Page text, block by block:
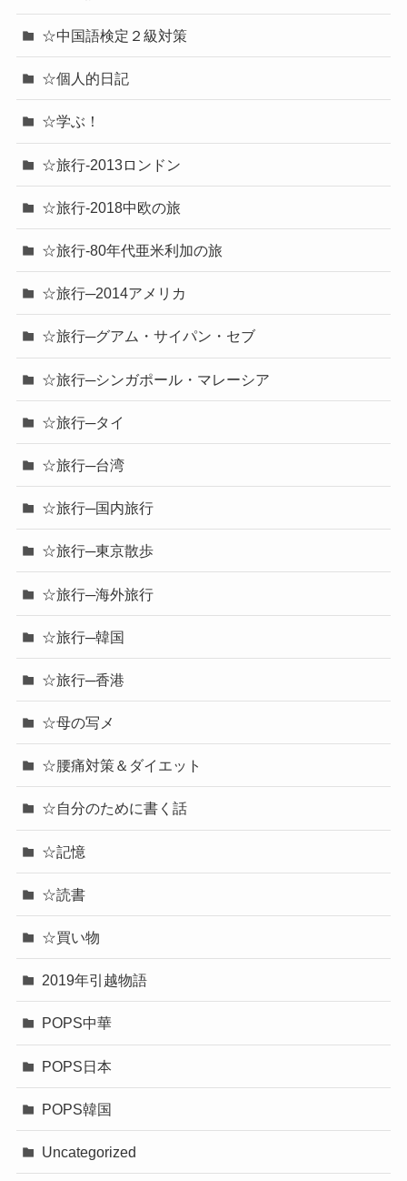
☆中国語検定２級対策
☆個人的日記
☆学ぶ！
☆旅行-2013ロンドン
☆旅行-2018中欧の旅
☆旅行-80年代亜米利加の旅
☆旅行─2014アメリカ
☆旅行─グアム・サイパン・セブ
☆旅行─シンガポール・マレーシア
☆旅行─タイ
☆旅行─台湾
☆旅行─国内旅行
☆旅行─東京散歩
☆旅行─海外旅行
☆旅行─韓国
☆旅行─香港
☆母の写メ
☆腰痛対策＆ダイエット
☆自分のために書く話
☆記憶
☆読書
☆買い物
2019年引越物語
POPS中華
POPS日本
POPS韓国
Uncategorized